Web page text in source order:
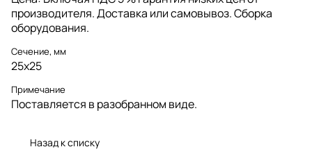
производителя. Доставка или самовывоз. Сборка
оборудования.
Сечение, мм
25x25
Примечание
Поставляется в разобранном виде.
Назад к списку